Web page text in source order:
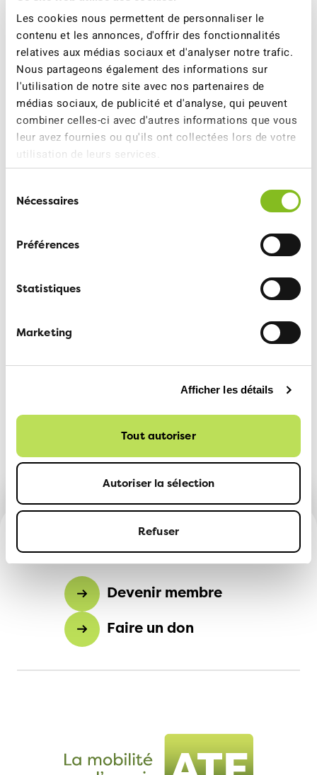
Les cookies nous permettent de personnaliser le
contenu et les annonces, d'offrir des fonctionnalités
relatives aux médias sociaux et d'analyser notre trafic.
Nous partageons également des informations sur
l'utilisation de notre site avec nos partenaires de
médias sociaux, de publicité et d'analyse, qui peuvent
combiner celles-ci avec d'autres informations que vous
leur avez fournies ou qu'ils ont collectées lors de votre
utilisation de leurs services.
Nécessaires
Préférences
Statistiques
Marketing
Afficher les détails
Tout autoriser
Autoriser la sélection
Refuser
En vous souhaitant de bons moments à Festi'neuch!
Votre ATE Neuchâtel
Mes coordonnées
Prénom*
retour à la section ATE Neuchâtel
Devenir membre
Faire un don